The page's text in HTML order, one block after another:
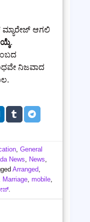
ಆಗಲಿ
.
ನಿಜವಾದ
, General
News, News,
Arranged,
Marriage, mobile,
.